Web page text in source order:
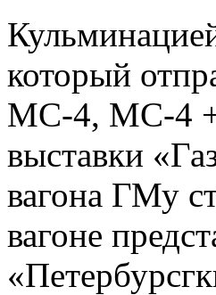
который
МС-4, МС-4 +
выставки
вагона ГМу
вагоне